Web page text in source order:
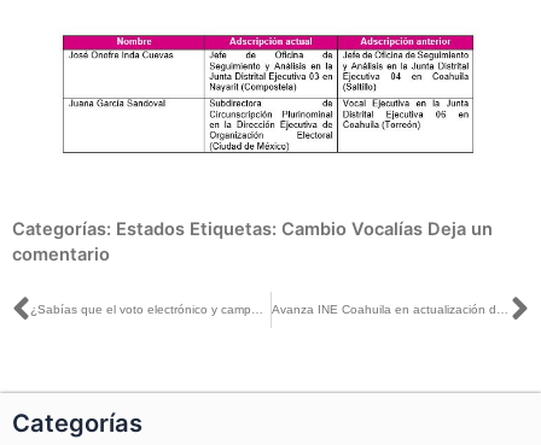
Categorías: Estados Etiquetas: Cambio Vocalías Deja un
comentario
Ant
Categorías